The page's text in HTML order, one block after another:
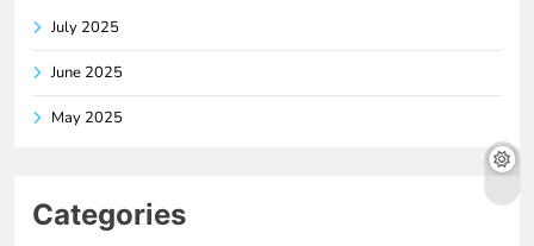
July 2025
June 2025
May 2025
Categories